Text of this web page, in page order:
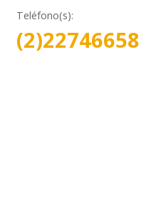
Teléfono(s):
(2)22746658